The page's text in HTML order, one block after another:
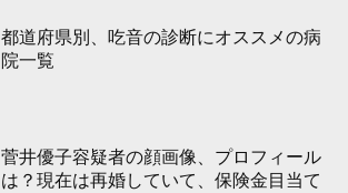
都道府県別、吃音の診断にオススメの病
院一覧
菅井優子容疑者の顔画像、プロフィール
は？現在は再婚していて、保険金目当て